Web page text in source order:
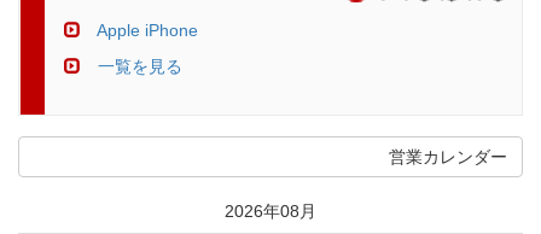
Apple iPhone
一覧を見る
営業カレンダー
2026年08月